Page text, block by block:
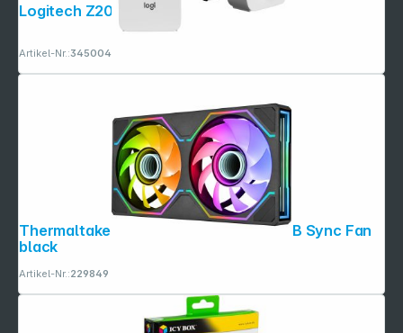
Logitech Z207 weiß
Artikel-Nr.:345004
Thermaltake SWAFAN UNIFY 240 ARGB Sync Fan
black
Artikel-Nr.:229849